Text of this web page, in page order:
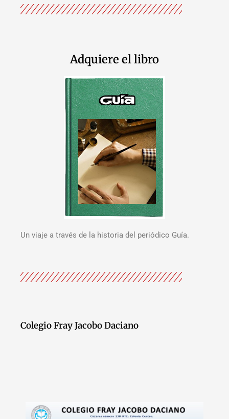
Adquiere el libro
Un viaje a través de la historia del periódico Guía.
Colegio Fray Jacobo Daciano